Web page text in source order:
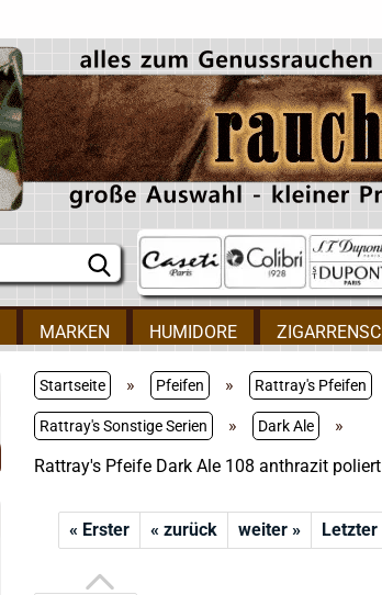
MARKEN HUMIDORE
Startseite » Pfeifen » Rattray's Pfeifen
Rattray's Sonstige Serien » Dark Ale
»
Rattray's Pfeife Dark Ale 108 anthrazit
« Erster « zurück weiter » Letzter